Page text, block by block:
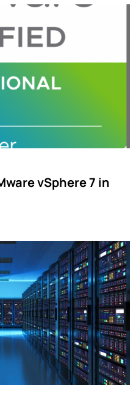
vSphere 7 in